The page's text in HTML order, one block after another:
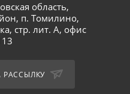
область,
п. Томилино,
стр. лит. А, офис
РАССЫЛКУ